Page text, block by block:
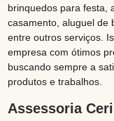
brinquedos para festa,
casamento, aluguel de
entre outros serviços.
empresa com ótimos
buscando sempre a
produtos e trabalhos.
Assessoria